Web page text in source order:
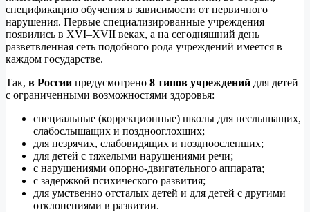
спецификацию обучения в зависимости от первичного
нарушения. Первые специализированные учреждения
появились в XVI–XVII веках, а на сегодняшний день
разветвленная сеть подобного рода учреждений имеется в
каждом государстве.
Так, в России предусмотрено 8 типов учреждений для детей
с ограниченными возможностями здоровья:
специальные (коррекционные) школы для неслышащих,
слабослышащих и позднооглохших;
для незрячих, слабовидящих и поздноослепших;
для детей с тяжелыми нарушениями речи;
с нарушениями опорно-двигательного аппарата;
с задержкой психического развития;
для умственно отсталых детей и для детей с другими
отклонениями в развитии.